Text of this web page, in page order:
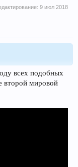
9 июл 2018
всех подобных
второй мировой